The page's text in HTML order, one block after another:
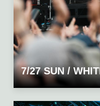
7/27 SUN /